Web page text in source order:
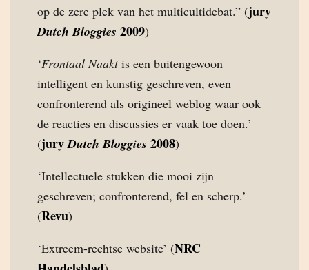
op de zere plek van het multicultidebat.” (jury
Dutch Bloggies 2009)
‘Frontaal Naaktis een buitengewoon
intelligent en kunstig geschreven, even
confronterend als origineel weblog waar ook
de reacties en discussies er vaak toe doen.’
(juryDutch Bloggies 2008)
‘Intellectuele stukken die mooi zijn
geschreven; confronterend, fel en scherp.’
(Revu)
‘Extreem-rechtse website’ (NRC